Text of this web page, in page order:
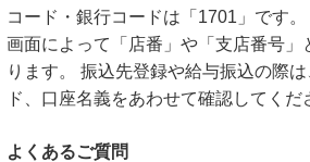
コード・銀行コードは「1701」です
画面によって「店番」や「支店番号」
ります。 振込先登録や給与振込の際
ド、口座名義をあわせて確認してくだ
よくあるご質問